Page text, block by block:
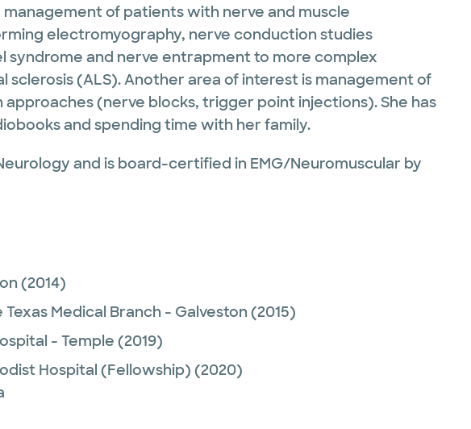
of patients with nerve and muscle
electromyography, nerve conduction studies
syndrome and nerve entrapment to more complex
(ALS). Another area of interest is management of
(nerve blocks, trigger point injections). She has
and spending time with her family.
and is board-certified in EMG/Neuromuscular by
(2014)
Texas Medical Branch - Galveston (2015)
- Temple (2019)
Hospital (Fellowship) (2020)